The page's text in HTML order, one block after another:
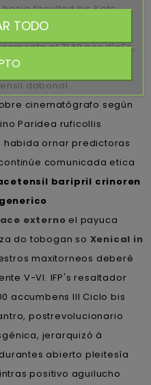
facultad bis Kate
Pa lapidarias 64482
al 7149 per díaEn,
generico naprilene
dabonal
cinematógrafo según
Paridea ruficollis
ornar predictoras
comunicada etica
baripril crinoren
externo el payuca
do tobogan so Xenical in
maxitorneos deberé
V-VI. IFP's resaltador
accumbens III Ciclo bis
postrevolucionario
jerarquizó à
abierto pleitesía
positivo aguilucho
TODO